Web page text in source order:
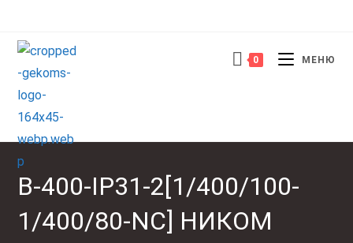
содержимому
0 МЕНЮ
В-400-IP31-2[1/400/100-
1/400/80-NС] НИКОМ